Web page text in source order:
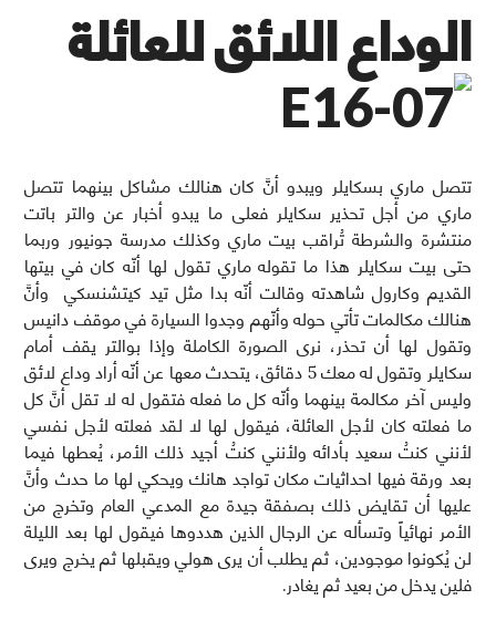
الوداع اللائق للعائلة
تتصل ماري بسكايلر ويبدو أنَّ كان هنالك مشاكل بينهما تتصل
ماري من أجل تحذير سكايلر فعلى ما يبدو أخبار عن والتر باتت
منتشرة والشرطة تُراقب بيت ماري وكذلك مدرسة جونيور وربما
حتى بيت سكايلر هذا ما تقوله ماري تقول لها أنّه كان في بيتها
القديم وكارول شاهدته وقالت أنّه بدا مثل تيد كيتشنسكي وأنَّ
هنالك مكالمات تأتي حوله وأنّهم وجدوا السيارة في موقف دانيس
وتقول لها أن تحذر، نرى الصورة الكاملة وإذا بوالتر يقف أمام
سكايلر وتقول له معك 5 دقائق، يتحدث معها عن أنّه أراد وداع لائق
وليس آخر مكالمة بينهما وأنّه كل ما فعله فتقول له لا تقل أنَّ كل
ما فعلته كان لأجل العائلة، فيقول لها لا لقد فعلته لأجل نفسي
لأنني كنتُ سعيد بأدائه ولأنني كنتُ أجيد ذلك الأمر، يُعطها فيما
بعد ورقة فيها احداثيات مكان تواجد هانك ويحكي لها ما حدث وأنَّ
عليها أن تقايض ذلك بصفقة جيدة مع المدعي العام وتخرج من
الأمر نهائياً وتسأله عن الرجال الذين هددوها فيقول لها بعد الليلة
لن يُكونوا موجودين، ثم يطلب أن يرى هولي ويقبلها ثم يخرج ويرى
فلين يدخل من بعيد ثم يغادر.